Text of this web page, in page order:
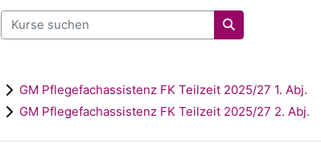
Kurse suchen
Kurse suchen
GM Pflegefachassistenz FK Teilzeit 2025/27 1. Abj.
GM Pflegefachassistenz FK Teilzeit 2025/27 2. Abj.